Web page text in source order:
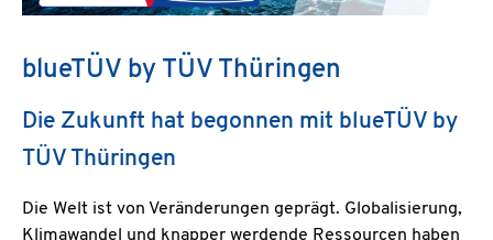
blueTÜV by TÜV Thüringen
Die Zukunft hat begonnen mit blueTÜV by
TÜV Thüringen
Die Welt ist von Veränderungen geprägt. Globalisierung,
Klimawandel und knapper werdende Ressourcen haben